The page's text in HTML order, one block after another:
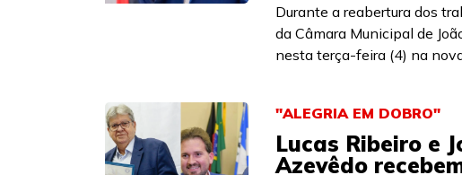
Durante a reabertura dos
da Câmara Municipal de
nesta terça-feira (4) na
"ALEGRIA EM DOBRO"
Lucas Ribeiro e
Azevêdo